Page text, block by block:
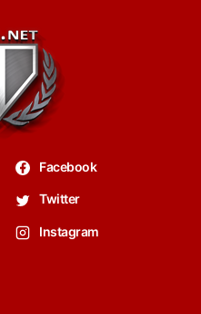
Facebook
Twitter
Instagram